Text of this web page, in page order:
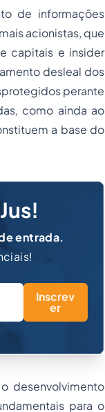
de informações
acionistas, que
capitais e insider
desleal dos
perante
como ainda ao
a base do
entrada.
Inscrev
er
desenvolvimento
para o